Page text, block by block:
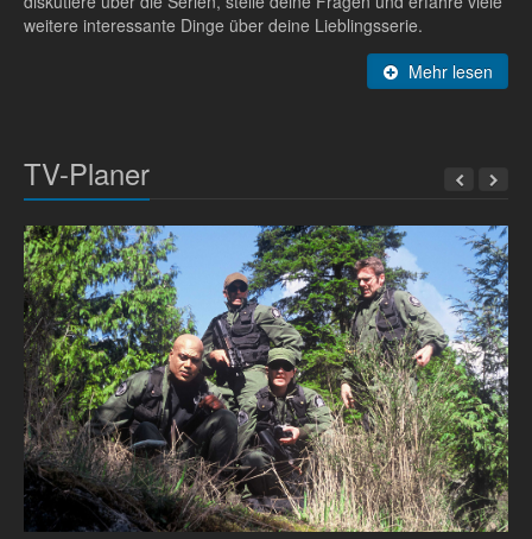
weitere interessante Dinge über deine Lieblingsserie.
Mehr lesen
TV-Planer